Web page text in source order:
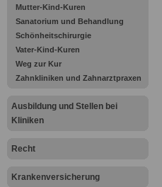
Mutter-Kind-Kuren
Sanatorium und Behandlung
Schönheitschirurgie
Vater-Kind-Kuren
Weg zur Kur
Zahnkliniken und Zahnarztpraxen
Ausbildung und Stellen bei
Kliniken
Recht
Krankenversicherung